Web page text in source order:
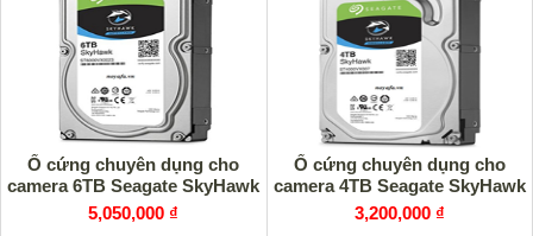
Ổ cứng chuyên dụng cho
camera 6TB Seagate SkyHawk
5,050,000 ₫
Ổ cứng chuyên dụng cho
camera 4TB Seagate SkyHawk
3,200,000 ₫